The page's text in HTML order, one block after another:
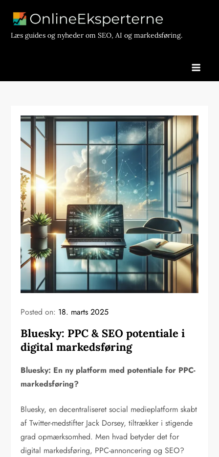
contentLæs guides og nyheder om SEO, AI og markedsføring.
Posted on: 18. marts 2025
Bluesky: PPC & SEO potentiale i
digital markedsføring
Bluesky: En ny platform med potentiale for PPC-
markedsføring?
Bluesky, en decentraliseret social medieplatform skabt
af Twitter-medstifter Jack Dorsey, tiltrækker i stigende
grad opmærksomhed. Men hvad betyder det for
digital markedsføring, PPC-annoncering og SEO?